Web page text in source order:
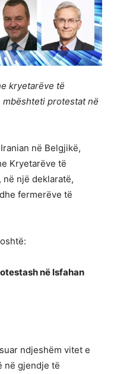
kryetarëve të
protestat në
në Belgjikë,
Kryetarëve të
në një deklaratë,
fermerëve të
në Isfahan
ndjeshëm vitet e
në gjendje të